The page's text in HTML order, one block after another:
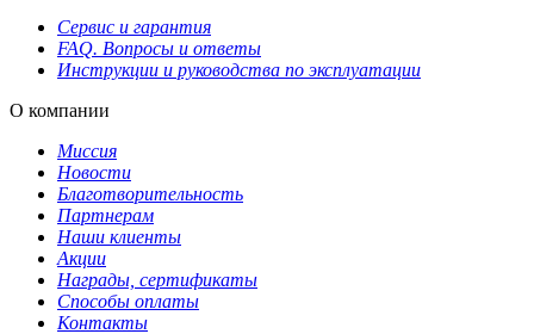
Сервис и гарантия
FAQ. Вопросы и ответы
Инструкции и руководства по эксплуатации
О компании
Миссия
Новости
Благотворительность
Партнерам
Наши клиенты
Акции
Награды, сертификаты
Способы оплаты
Контакты